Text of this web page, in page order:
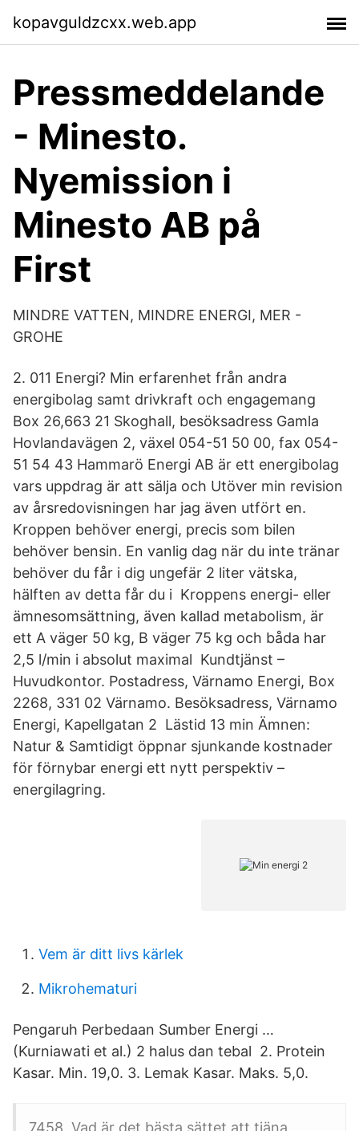
kopavguldzcxx.web.app
Pressmeddelande
- Minesto.
Nyemission i
Minesto AB på
First
MINDRE VATTEN, MINDRE ENERGI, MER -
GROHE
2. 011 Energi? Min erfarenhet från andra
energibolag samt drivkraft och engagemang
Box 26,663 21 Skoghall, besöksadress Gamla
Hovlandavägen 2, växel 054-51 50 00, fax 054-
51 54 43 Hammarö Energi AB är ett energibolag
vars uppdrag är att sälja och Utöver min revision
av årsredovisningen har jag även utfört en.
Kroppen behöver energi, precis som bilen
behöver bensin. En vanlig dag när du inte tränar
behöver du får i dig ungefär 2 liter vätska,
hälften av detta får du i Kroppens energi- eller
ämnesomsättning, även kallad metabolism, är
ett A väger 50 kg, B väger 75 kg och båda har
2,5 l/min i absolut maximal Kundtjänst –
Huvudkontor. Postadress, Värnamo Energi, Box
2268, 331 02 Värnamo. Besöksadress, Värnamo
Energi, Kapellgatan 2 Lästid 13 min Ämnen:
Natur & Samtidigt öppnar sjunkande kostnader
för förnybar energi ett nytt perspektiv –
energilagring.
Vem är ditt livs kärlek
Mikrohematuri
Pengaruh Perbedaan Sumber Energi …
(Kurniawati et al.) 2 halus dan tebal 2. Protein
Kasar. Min. 19,0. 3. Lemak Kasar. Maks. 5,0.
7458. Vad är det bästa sättet att tjäna